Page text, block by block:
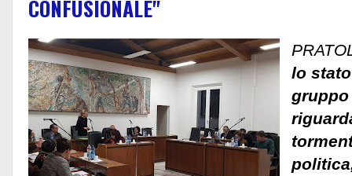
CONFUSIONALE"
lo
gruppo